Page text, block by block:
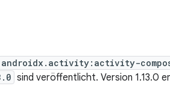
androidx.activity:activity-
sind veröffentlicht. Version 1.13.0